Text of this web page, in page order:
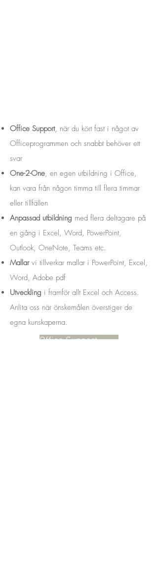
Office Support, när du kört fast i något av
Officeprogrammen och snabbt behöver ett
svar
One-2-One, en egen utbildning i Office,
kan vara från någon timma till flera timmar
eller tillfällen
Anpassad utbildning med flera deltagare på
en gång i Excel, Word, PowerPoint,
Outlook, OneNote, Teams etc.
Mallarvi tillverkar mallar i PowerPoint, Excel,
Word, Adobe pdf
Utveckling i framför allt Excel och Access.
Anlita oss när önskemålen överstiger de
egna kunskaperna.
Office Support